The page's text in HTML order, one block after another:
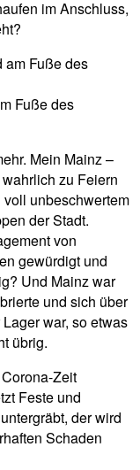
im Anschluss,
Fuße des
Mein Mainz –
zu Feiern
unbeschwertem
der Stadt.
von
gewürdigt und
Und Mainz war
und sich über
war, so etwas
übrig.
Zeit
Feste und
der wird
Schaden